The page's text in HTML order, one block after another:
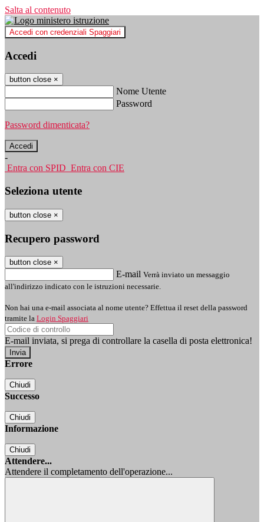
Salta al contenuto
Accedi con credenziali Spaggiari
Accedi
button close ×
Nome Utente
Password
Password dimenticata?
-
Entra con SPID Entra con CIE
Seleziona utente
button close ×
Recupero password
button close ×
E-mail Verrà inviato un messaggio
all'indirizzo indicato con le istruzioni necessarie.
Non hai una e-mail associata al nome utente? Effettua il reset della password
tramite la Login Spaggiari
E-mail inviata, si prega di controllare la casella di posta elettronica!
Errore
Chiudi
Successo
Chiudi
Informazione
Chiudi
Attendere...
Attendere il completamento dell'operazione...